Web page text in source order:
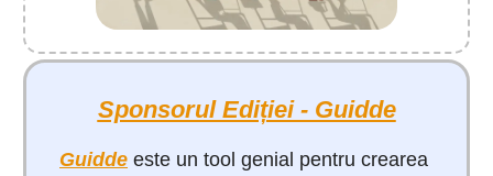
Sponsorul Ediției - Guidde
Guidde este un tool genial pentru crearea